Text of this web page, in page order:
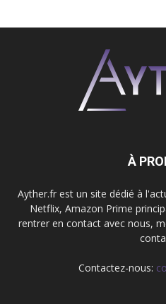
À
Ayther.fr est un site dédié à
Netflix, Amazon Prime
rentrer en contact avec nous,
Contactez-nous: